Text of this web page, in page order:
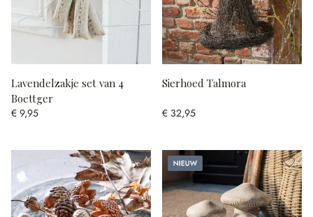
Lavendelzakje set van 4
Boettger
€ 9,95
Sierhoed Talmora
€ 32,95
Nieuw